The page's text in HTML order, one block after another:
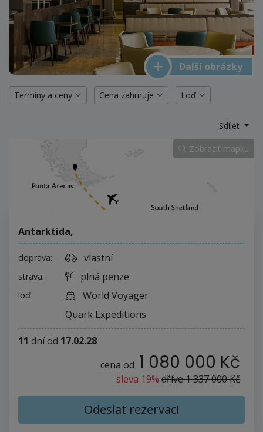
Další obrázky
Termíny a ceny Cena zahrnuje Loď
Sdílet
Zobrazit mapku
Antarktida,
doprava: vlastní
strava: plná penze
loď
World Voyager
Quark Expeditions
11 dníod 17.02.28
cena od 1 080 000 Kč
sleva 19% dříve1 337 000 Kč
Odeslat rezervaci